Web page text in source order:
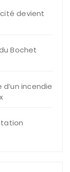
devient
Bochet
incendie